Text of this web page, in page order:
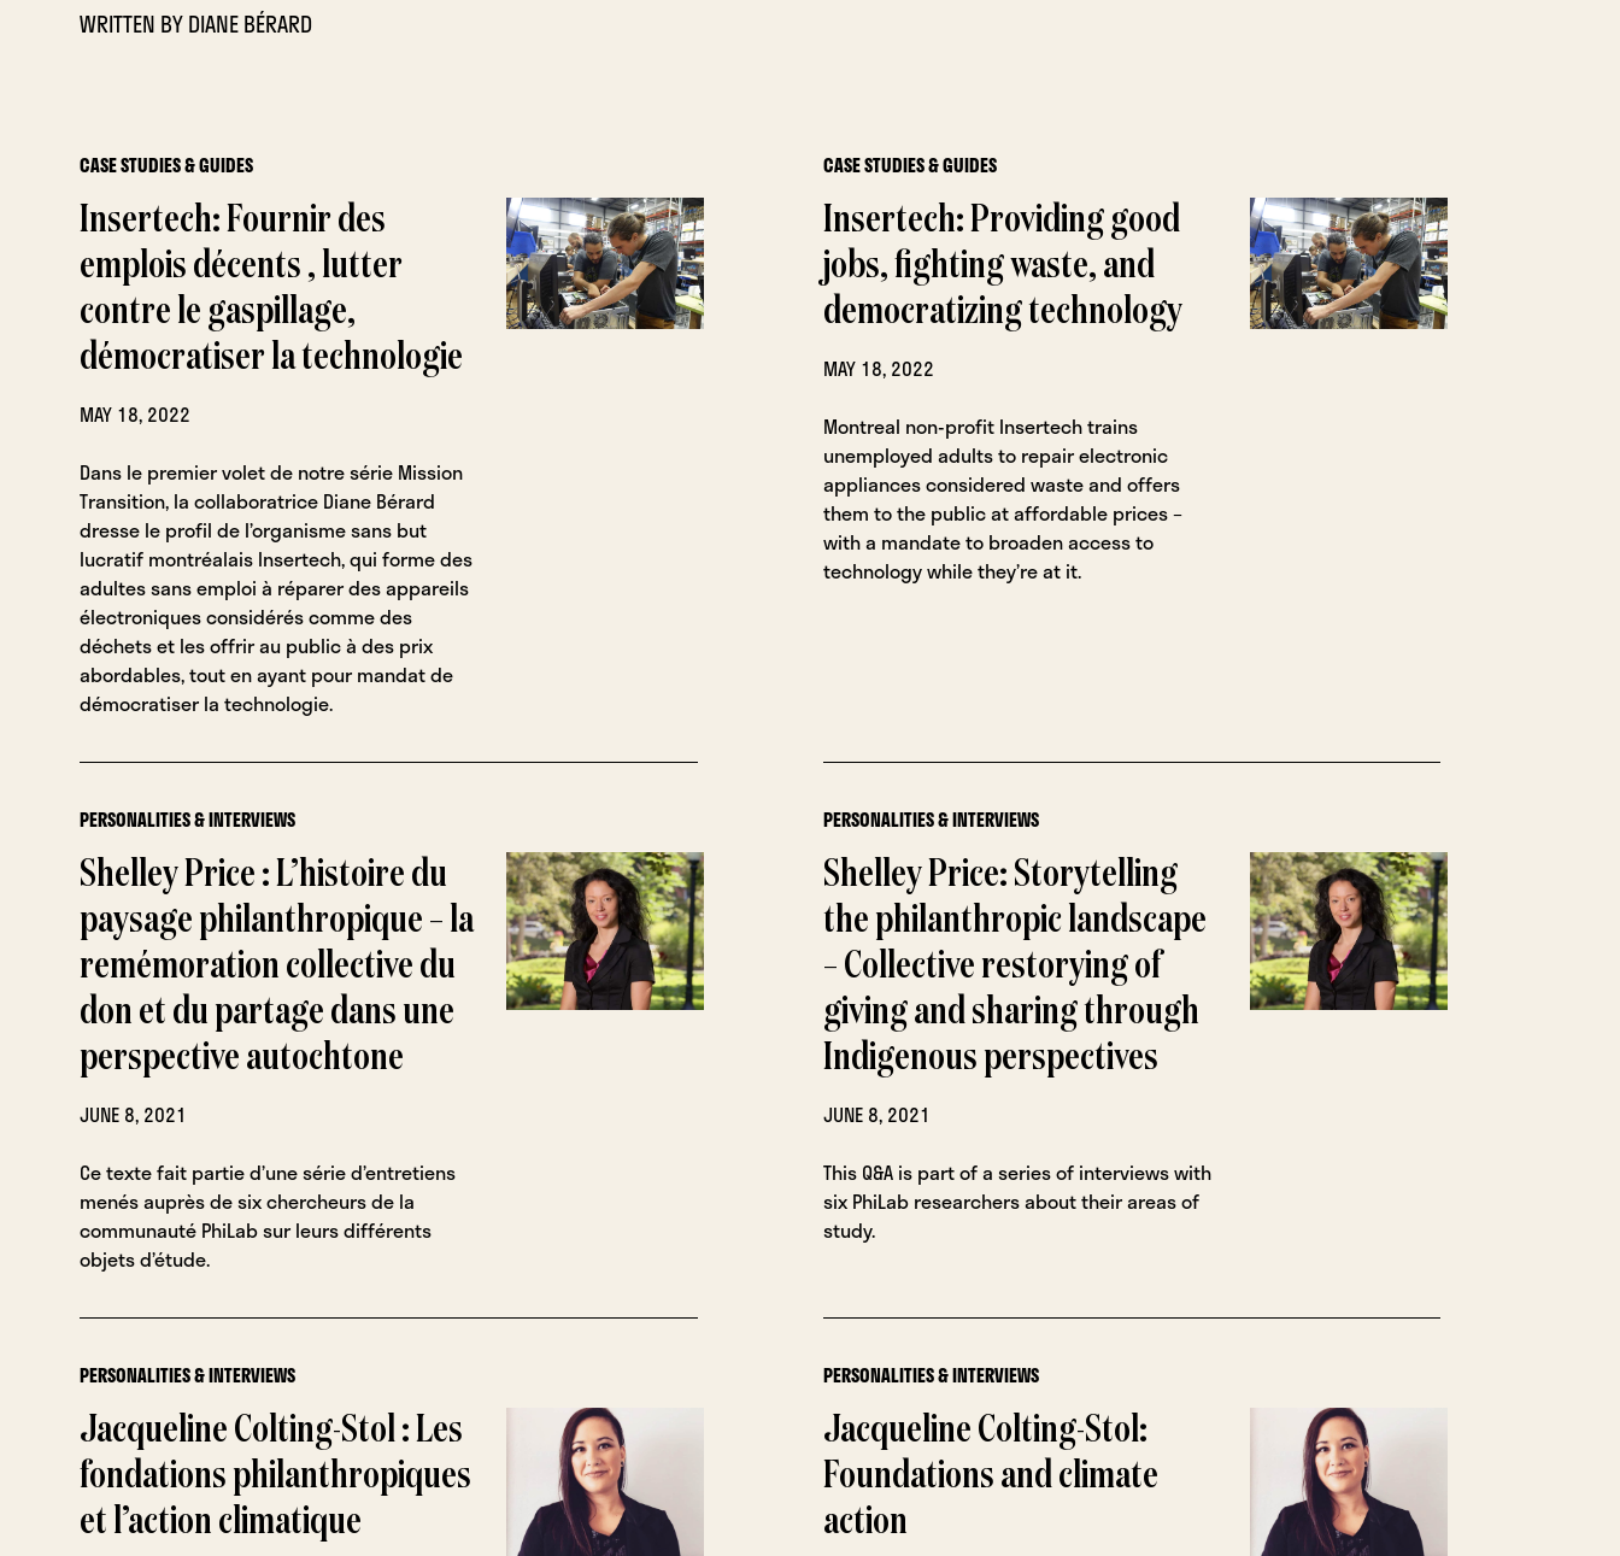
WRITTEN BYDIANE BÉRARD
CASE STUDIES & GUIDES
Insertech: Fournir des
emplois décents , lutter
contre le gaspillage,
démocratiser la technologie
MAY 18, 2022
Dans le premier volet de notre série Mission
Transition, la collaboratrice Diane Bérard
dresse le profil de l’organisme sans but
lucratif montréalais Insertech, qui forme des
adultes sans emploi à réparer des appareils
électroniques considérés comme des
déchets et les offrir au public à des prix
abordables, tout en ayant pour mandat de
démocratiser la technologie.
CASE STUDIES & GUIDES
Insertech: Providing good
jobs, fighting waste, and
democratizing technology
MAY 18, 2022
Montreal non-profit Insertech trains
unemployed adults to repair electronic
appliances considered waste and offers
them to the public at affordable prices –
with a mandate to broaden access to
technology while they’re at it.
PERSONALITIES & INTERVIEWS
Shelley Price : L’histoire du
paysage philanthropique – la
remémoration collective du
don et du partage dans une
perspective autochtone
JUNE 8, 2021
Ce texte fait partie d’une série d’entretiens
menés auprès de six chercheurs de la
communauté PhiLab sur leurs différents
objets d’étude.
PERSONALITIES & INTERVIEWS
Shelley Price: Storytelling
the philanthropic landscape
– Collective restorying of
giving and sharing through
Indigenous perspectives
JUNE 8, 2021
This Q&A is part of a series of interviews with
six PhiLab researchers about their areas of
study.
PERSONALITIES & INTERVIEWS
Jacqueline Colting-Stol : Les
fondations philanthropiques
et l’action climatique
PERSONALITIES & INTERVIEWS
Jacqueline Colting-Stol:
Foundations and climate
action